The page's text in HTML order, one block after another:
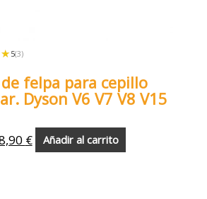
5(3)
felpa para cepillo
Dyson V6 V7 V8 V15
€ Añadir al carrito